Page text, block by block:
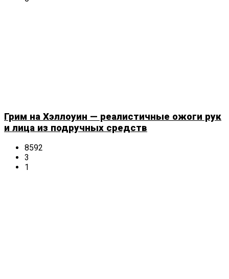
Грим на Хэллоуин — реалистичные ожоги рук
и лица из подручных средств
8592
3
1